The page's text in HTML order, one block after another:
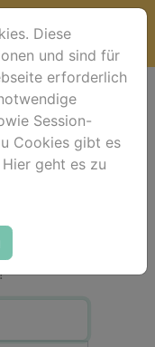
Shop ist
über
Schritt
Diese
und sind für
erforderlich
Session-
Cookies gibt es
Hier geht es zu